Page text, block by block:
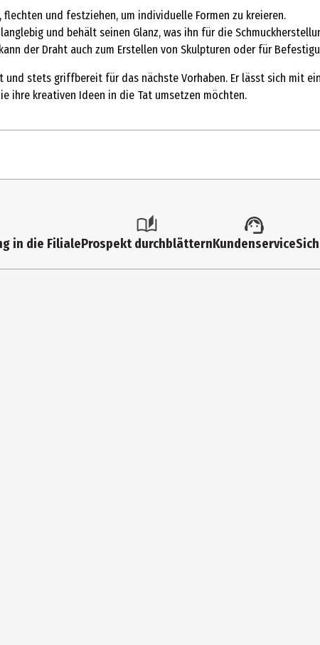
und festziehen, um individuelle Formen zu kreieren.
und behält seinen Glanz, was ihn für die
der Draht auch zum Erstellen von Skulpturen oder für
stets griffbereit für das nächste Vorhaben. Er lässt sich mit
ihre kreativen Ideen in die Tat umsetzen möchten.
Sonstiges Bastelzubehör
in die FilialeProspekt durchblätternKundenservice